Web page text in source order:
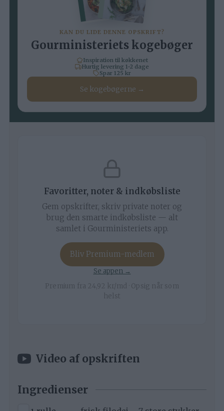
KAN DU LIDE DENNE OPSKRIFT?
Gourministeriets kogebøger
Inspiration til køkkenet
Hurtig levering 1-2 dage
Spar 125 kr
Se kogebøgerne →
Favoritter, noter & indkøbsliste
Gem opskrifter, skriv private noter og
brug den smarte indkøbsliste — alt
samlet i Gourministeriets app.
Bliv Premium-medlem
Se appen →
Premium fra 24,92 kr/md · Opsig når som
helst
Video af opskriften
Ingredienser
▢